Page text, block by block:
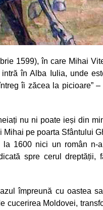
1599), în care Mihai
în Alba Iulia, unde
îi zăcea la picioare”
nu ni poate ieși din
Mihai pe poarta Sfântului
la 1600 nici un român
spre cerul
împreună cu oastea
cucerirea Moldovei,